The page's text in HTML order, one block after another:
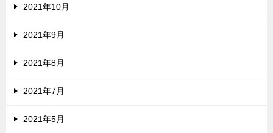
2021年10月
2021年9月
2021年8月
2021年7月
2021年5月